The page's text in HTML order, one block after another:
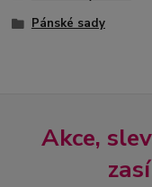
Pánské sady
Akce,